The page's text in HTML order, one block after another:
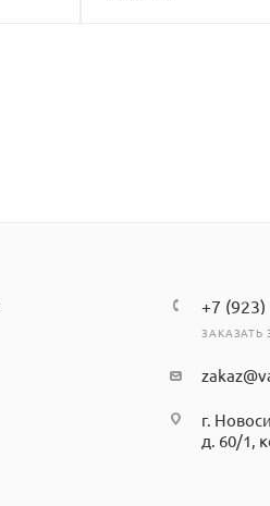
+7
ЗАКАЗАТЬ
г.
д. 60/1,